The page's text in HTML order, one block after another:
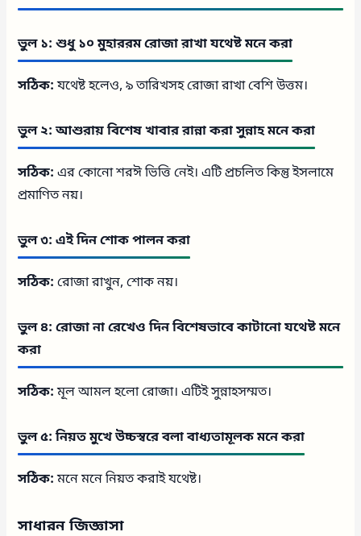
ভুল ১: শুধু ১০ মুহাররম রোজা রাখা যথেষ্ট মনে করা
সঠিক:যথেষ্ট হলেও, ৯ তারিখসহ রোজা রাখা বেশি উত্তম।
ভুল ২: আশুরায় বিশেষ খাবার রান্না করা সুন্নাহ মনে করা
সঠিক: এর কোনো শরঈ ভিত্তি নেই। এটি প্রচলিত কিন্তু ইসলামে
প্রমাণিত নয়।
ভুল ৩: এই দিন শোক পালন করা
সঠিক: রোজা রাখুন, শোক নয়।
ভুল ৪: রোজা না রেখেও দিন বিশেষভাবে কাটানো যথেষ্ট মনে
করা
সঠিক:মূল আমল হলো রোজা। এটিই সুন্নাহসম্মত।
ভুল ৫: নিয়ত মুখে উচ্চস্বরে বলা বাধ্যতামূলক মনে করা
সঠিক:মনে মনে নিয়ত করাই যথেষ্ট।
সাধারন জিজ্ঞাসা